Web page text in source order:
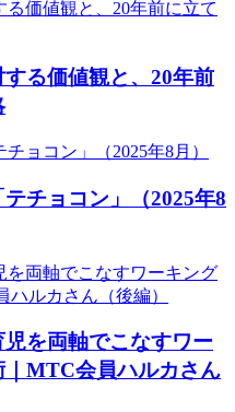
する価値観と、20年前
チョコン」（2025年8
児を両軸でこなすワー
MTC会員ハルカさん